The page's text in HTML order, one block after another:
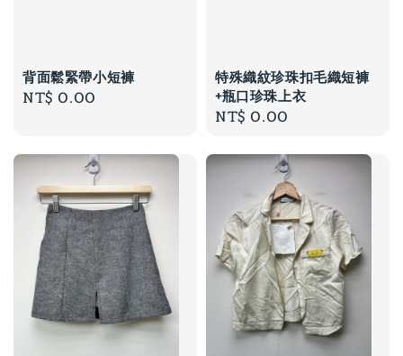
背面鬆緊帶小短褲
Regular
NT$ 0.00
特殊織紋珍珠扣毛織短褲
+瓶口珍珠上衣
Regular
NT$ 0.00